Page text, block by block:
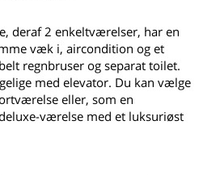
deraf 2 enkeltværelser, har en
væk i, aircondition og et
regnbruser og separat toilet.
med elevator. Du kan vælge
eller, som en
værelse med et luksuriøst